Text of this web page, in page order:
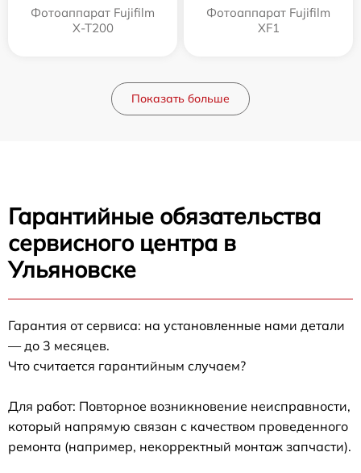
Фотоаппарат Fujifilm
X-T200
Фотоаппарат Fujifilm
XF1
Показать больше
Гарантийные обязательства
сервисного центра в
Ульяновске
Гарантия от сервиса: на установленные нами детали
— до 3 месяцев.
Что считается гарантийным случаем?
Для работ: Повторное возникновение неисправности,
который напрямую связан с качеством проведенного
ремонта (например, некорректный монтаж запчасти).